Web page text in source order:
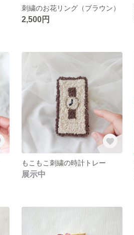
刺繍のお花リング（ブラウン）
2,500円
もこもこ刺繍の時計トレー
展示中